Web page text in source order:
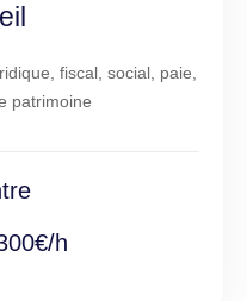
fiscal, social, paie,
patrimoine
h